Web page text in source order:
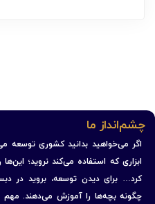
چشم‌انداز ما
اگر می‌خواهید بدانید کشوری توسعه
ابزاری که استفاده می‌کند نروید؛
کرد… برای دیدن توسعه، بروید در
چگونه بچه‌ها را آموزش می‌دهند.